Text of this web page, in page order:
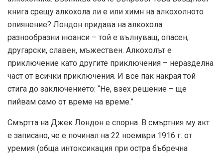
книга срещу алкохола ли е или химн на алкохолното
опиянение? Лондон придава на алкохола
разнообразни нюанси – той е вълнуващ, опасен,
другарски, славен, мъжествен. Алкохолът е
приключение като другите приключения – неразделна
част от всички приключения. И все пак накрая той
стига до заключението: “Не, взех решение – ще
пийвам само от време на време.”
Смъртта на Джек Лондон е спорна. В смъртния му акт
е записано, че е починал на 22 ноември 1916 г. от
уремия (обща интоксикация при остра бъбречна